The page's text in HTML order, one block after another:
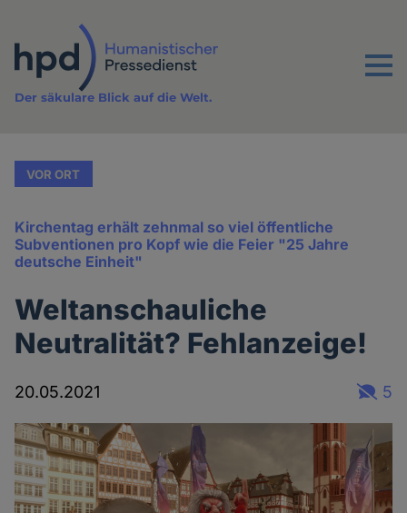
Inhalt
Menu
Der säkulare Blick auf die Welt.
VOR ORT
Kirchentag erhält zehnmal so viel öffentliche
Subventionen pro Kopf wie die Feier "25 Jahre
deutsche Einheit"
Weltanschauliche
Neutralität? Fehlanzeige!
20.05.2021 5